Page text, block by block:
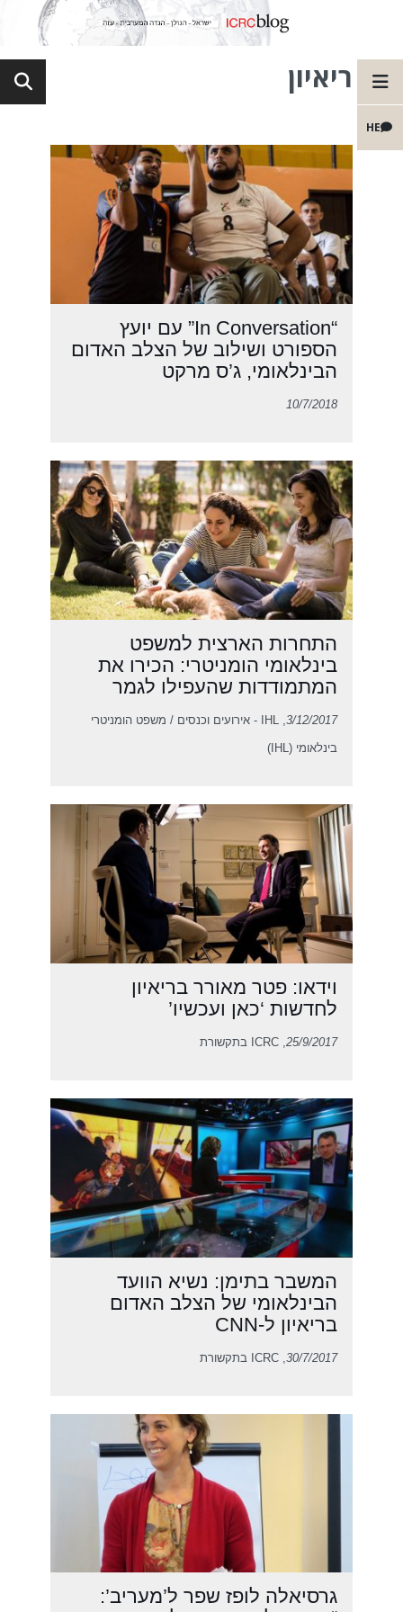
HE
ריאיון
“In Conversation” עם יועץ
הספורט ושילוב של הצלב האדום
הבינלאומי, ג’ס מרקט
10/7/2018
התחרות הארצית למשפט
בינלאומי הומניטרי: הכירו את
המתמודדות שהעפילו לגמר
3/12/2017 , IHL - אירועים וכנסים / משפט הומניטרי
בינלאומי (IHL)
וידאו: פטר מאורר בריאיון
לחדשות ‘כאן ועכשיו’
25/9/2017, ICRC בתקשורת
המשבר בתימן: נשיא הוועד
הבינלאומי של הצלב האדום
בריאיון ל-CNN
30/7/2017, ICRC בתקשורת
גרסיאלה לופז שפר ל’מעריב’: